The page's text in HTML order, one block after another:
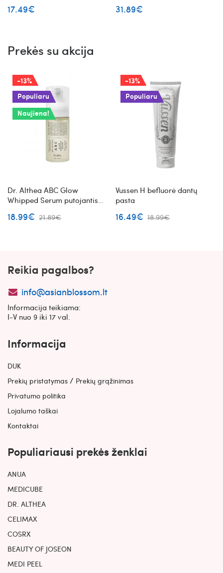
nuo pleiskanų
17.49€
su medumi
31.89€
Prekės su akcija
-13%
Populiaru
Naujiena!
Dr. Althea ABC Glow
Whipped Serum putojantis
18.99€ 21.89€
-13%
Populiaru
Vussen H befluorė dantų
pasta
16.49€ 18.99€
Reikia pagalbos?
info@asianblossom.lt
Informacija teikiama:
I-V nuo 9 iki 17 val.
Informacija
DUK
Prekių pristatymas / Prekių grąžinimas
Privatumo politika
Lojalumo taškai
Kontaktai
Populiariausi prekės ženklai
ANUA
MEDICUBE
DR. ALTHEA
CELIMAX
COSRX
BEAUTY OF JOSEON
MEDI PEEL